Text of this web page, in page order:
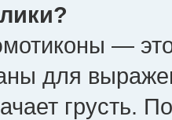
—
для
грусть.